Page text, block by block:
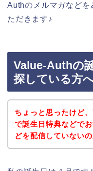
Authのメルマガなどを
ただきます♪
Value-Authの
探している方
ちょっと思ったけど
で誕生日特典などで
どを配信していない